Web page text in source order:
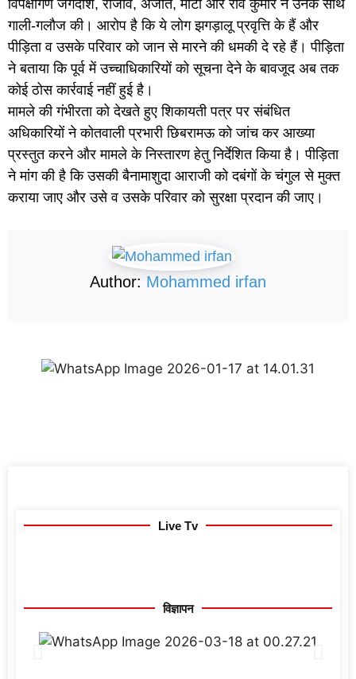
विपक्षीगण जगदीश, राजीव, अजीत, मोंटी और रवि कुमार ने उनके साथ
गाली-गलौज की। आरोप है कि ये लोग झगड़ालू प्रवृत्ति के हैं और
पीड़िता व उसके परिवार को जान से मारने की धमकी दे रहे हैं। पीड़िता
ने बताया कि पूर्व में उच्चाधिकारियों को सूचना देने के बावजूद अब तक
कोई ठोस कार्रवाई नहीं हुई है।
मामले की गंभीरता को देखते हुए शिकायती पत्र पर संबंधित
अधिकारियों ने कोतवाली प्रभारी छिबरामऊ को जांच कर आख्या
प्रस्तुत करने और मामले के निस्तारण हेतु निर्देशित किया है। पीड़िता
ने मांग की है कि उसकी बैनामाशुदा आराजी को दबंगों के चंगुल से मुक्त
कराया जाए और उसे व उसके परिवार को सुरक्षा प्रदान की जाए।
Author: Mohammed irfan
Live Tv
विज्ञापन